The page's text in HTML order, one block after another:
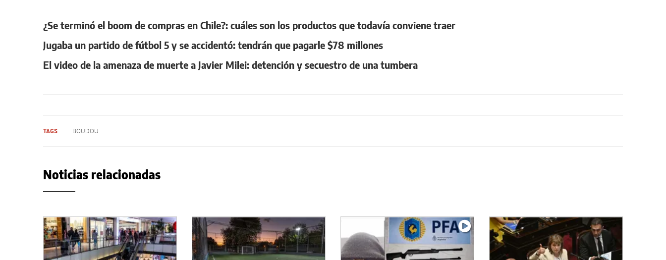
¿Se terminó el boom de compras en Chile?: cuáles son los productos que todavía conviene traer
Jugaba un partido de fútbol 5 y se accidentó: tendrán que pagarle $78 millones
El video de la amenaza de muerte a Javier Milei: detención y secuestro de una tumbera
TAGS BOUDOU
Noticias relacionadas